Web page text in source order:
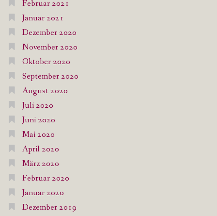
Februar 2021
Januar 2021
Dezember 2020
November 2020
Oktober 2020
September 2020
August 2020
Juli 2020
Juni 2020
Mai 2020
April 2020
März 2020
Februar 2020
Januar 2020
Dezember 2019